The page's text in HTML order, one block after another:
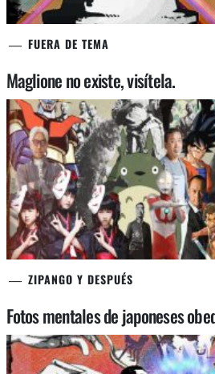
FUERA DE TEMA
Maglione no existe, visítela.
ZIPANGO Y DESPUÉS
Fotos mentales de japoneses